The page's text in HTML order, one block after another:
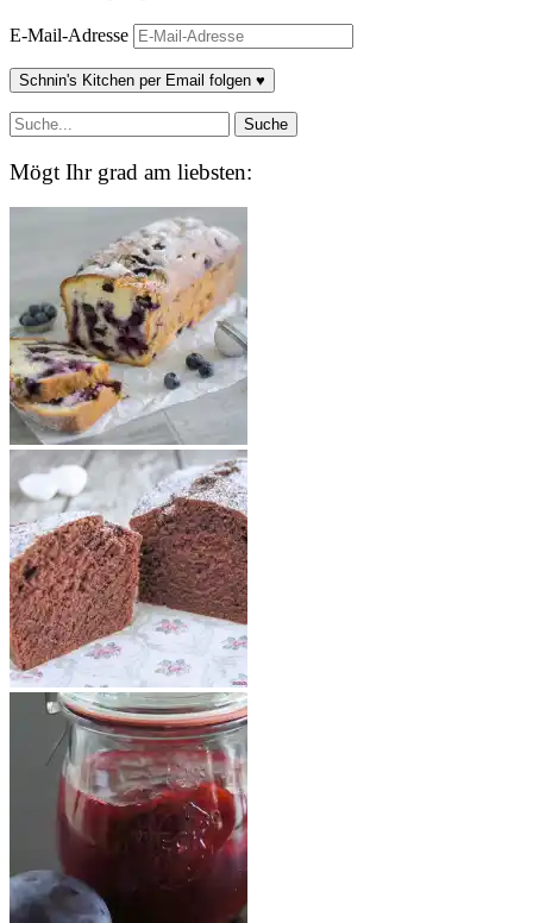
E-Mail-Adresse
Schnin's Kitchen per Email folgen ♥
Mögt Ihr grad am liebsten: